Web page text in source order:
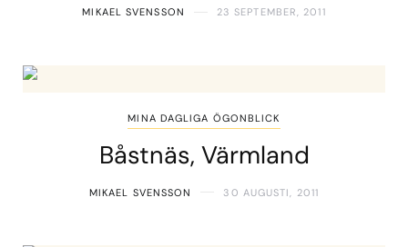
MIKAEL SVENSSON 23 SEPTEMBER, 2011
MINA DAGLIGA ÖGONBLICK
Båstnäs, Värmland
MIKAEL SVENSSON 30 AUGUSTI, 2011